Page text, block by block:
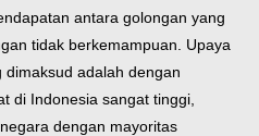
antara golongan yang
tidak berkemampuan. Upaya
adalah dengan
di Indonesia sangat tinggi,
dengan mayoritas